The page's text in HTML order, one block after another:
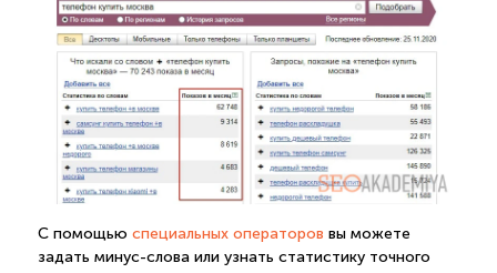
С помощью специальных операторов вы можете
задать минус-слова или узнать статистику точного